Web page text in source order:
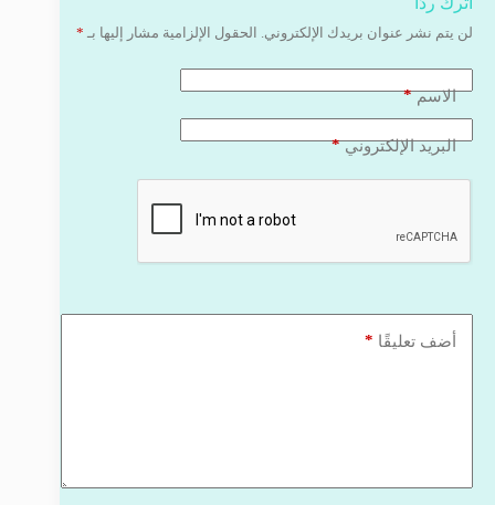
لن يتم نشر عنوان بريدك الإلكتروني. الحقول الإلزامية مشار إليها بـ *
الاسم*
البريد الإلكتروني*
أضف تعليقًا *